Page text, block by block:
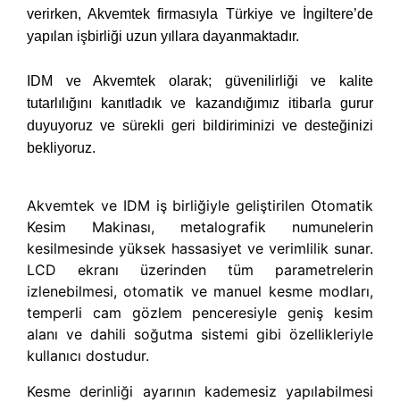
verirken, Akvemtek firmasıyla Türkiye ve İngiltere’de
yapılan işbirliği uzun yıllara dayanmaktadır.
IDM ve Akvemtek olarak; güvenilirliği ve kalite
tutarlılığını kanıtladık ve kazandığımız itibarla gurur
duyuyoruz ve sürekli geri bildiriminizi ve desteğinizi
bekliyoruz.
Akvemtek ve IDM iş birliğiyle geliştirilen Otomatik
Kesim Makinası, metalografik numunelerin
kesilmesinde yüksek hassasiyet ve verimlilik sunar.
LCD ekranı üzerinden tüm parametrelerin
izlenebilmesi, otomatik ve manuel kesme modları,
temperli cam gözlem penceresiyle geniş kesim
alanı ve dahili soğutma sistemi gibi özellikleriyle
kullanıcı dostudur.
Kesme derinliği ayarının kademesiz yapılabilmesi